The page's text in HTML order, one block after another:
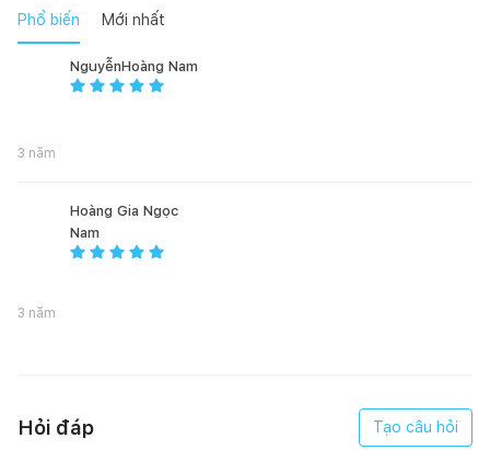
Phổ biến Mới nhất
NguyễnHoàng Nam
3 năm
Hoàng Gia Ngọc
Nam
3 năm
Hỏi đáp Tạo câu hỏi